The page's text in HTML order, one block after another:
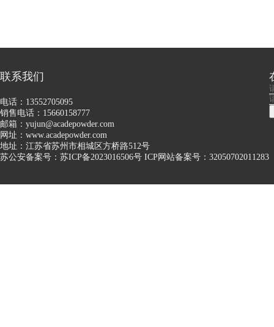
联系我们
电话：13552705095
销售电话：15660158777
邮箱：yujun@acadepowder.com
网址：www.acadepowder.com
地址：江苏省苏州市相城区方桥路512号
苏公安备案号：苏ICP备2023016506号 ICP网站备案号：32050702011283